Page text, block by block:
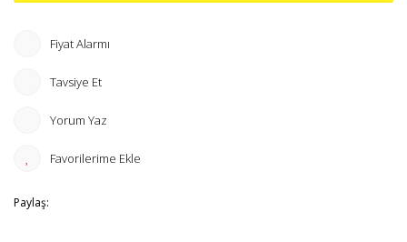
Fiyat Alarmı
Tavsiye Et
Yorum Yaz
Paylaş: